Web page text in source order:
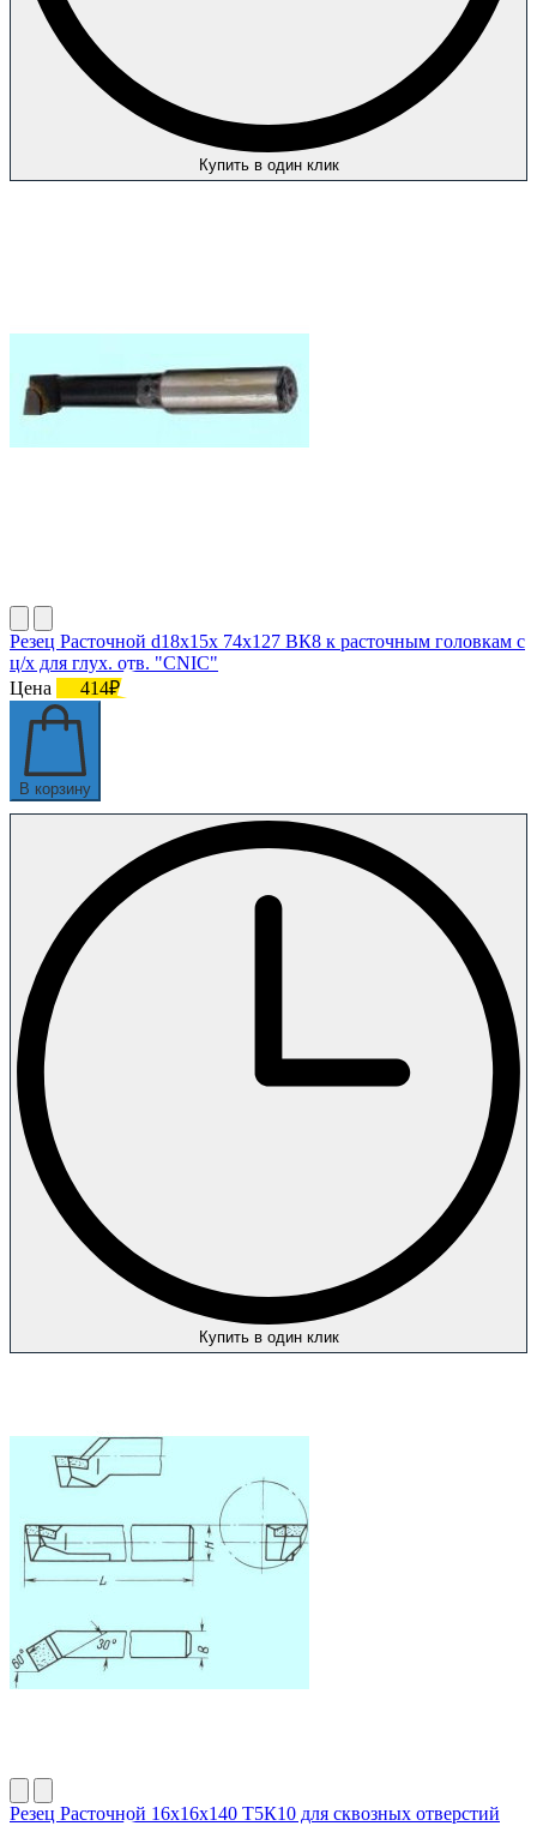
Купить в один клик
Резец Расточной d18х15х 74х127 ВК8 к расточным головкам с
ц/х для глух. отв. "CNIC"
Цена
414₽
В корзину
Купить в один клик
Резец Расточной 16х16х140 Т5К10 для сквозных отверстий